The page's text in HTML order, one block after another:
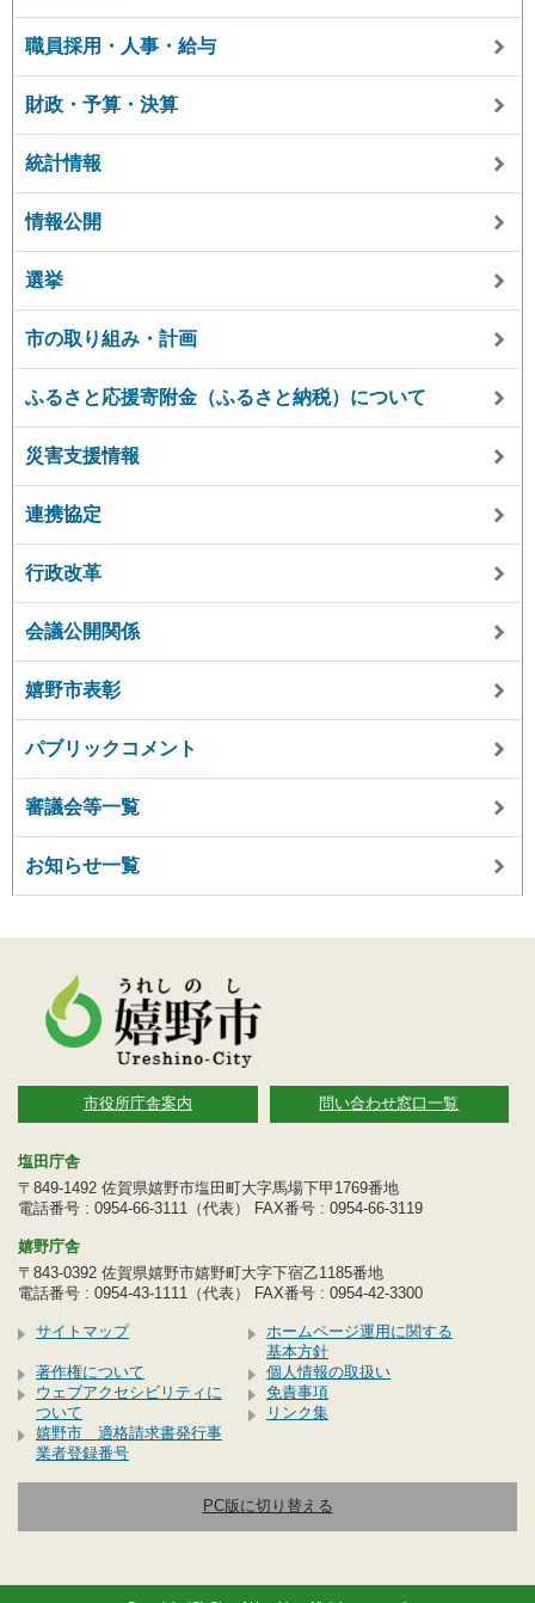
職員採用・人事・給与
財政・予算・決算
統計情報
情報公開
選挙
市の取り組み・計画
ふるさと応援寄附金（ふるさと納税）について
災害支援情報
連携協定
行政改革
会議公開関係
嬉野市表彰
パブリックコメント
審議会等一覧
お知らせ一覧
市役所庁舎案内 問い合わせ窓口一覧
塩田庁舎
〒849-1492 佐賀県嬉野市塩田町大字馬場下甲1769番地
電話番号 : 0954-66-3111（代表） FAX番号 : 0954-66-3119
嬉野庁舎
〒843-0392 佐賀県嬉野市嬉野町大字下宿乙1185番地
電話番号 : 0954-43-1111（代表） FAX番号 : 0954-42-3300
サイトマップ
ホームページ運用に関する
基本方針
著作権について
個人情報の取扱い
ウェブアクセシビリティに
ついて
免責事項
リンク集
嬉野市 適格請求書発行事
業者登録番号
PC版に切り替える